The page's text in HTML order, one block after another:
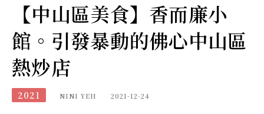
【中山區美食】香而廉小
館。引發暴動的佛心中山區
熱炒店
2021 NINI YEH 2021-12-24